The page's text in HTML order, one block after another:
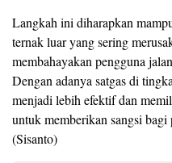
Langkah ini diharapkan
ternak luar yang sering
membahayakan pengguna
Dengan adanya satgas di
menjadi lebih efektif dan
untuk memberikan sangsi
(Sisanto)